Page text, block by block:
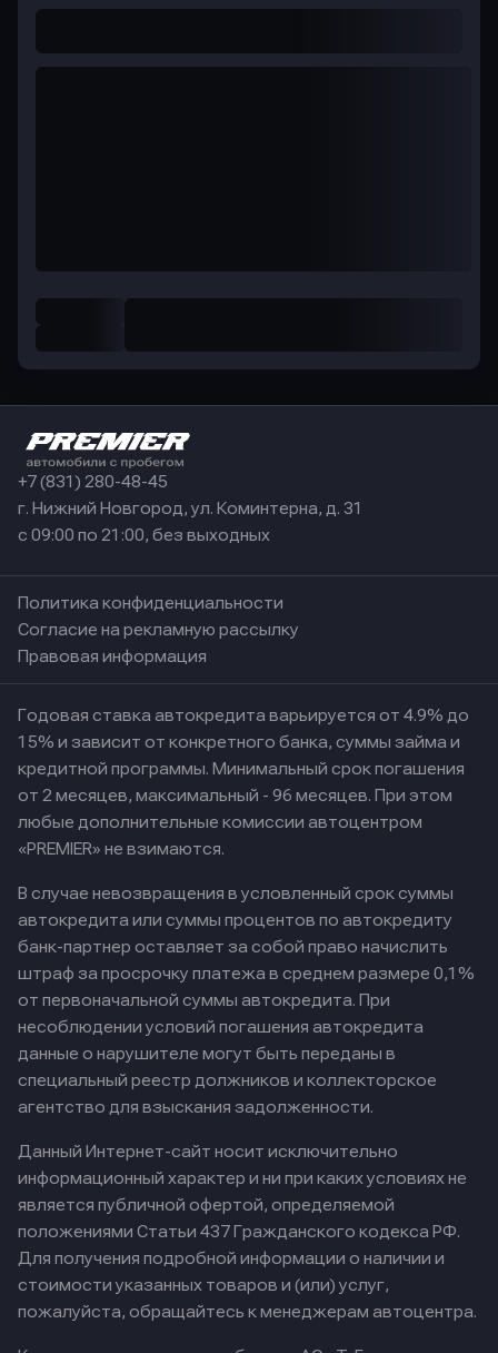
+7 (831) 280-48-45
г. Нижний Новгород, ул. Коминтерна, д. 31
с 09:00 по 21:00, без выходных
Политика конфиденциальности
Согласие на рекламную рассылку
Правовая информация
Годовая ставка автокредита варьируется от 4.9% до
15% и зависит от конкретного банка, суммы займа и
кредитной программы. Минимальный срок погашения
от 2 месяцев, максимальный - 96 месяцев. При этом
любые дополнительные комиссии автоцентром
«PREMIER» не взимаются.
В случае невозвращения в условленный срок суммы
автокредита или суммы процентов по автокредиту
банк-партнер оставляет за собой право начислить
штраф за просрочку платежа в среднем размере 0,1%
от первоначальной суммы автокредита. При
несоблюдении условий погашения автокредита
данные о нарушителе могут быть переданы в
специальный реестр должников и коллекторское
агентство для взыскания задолженности.
Данный Интернет-сайт носит исключительно
информационный характер и ни при каких условиях не
является публичной офертой, определяемой
положениями Статьи 437 Гражданского кодекса РФ.
Для получения подробной информации о наличии и
стоимости указанных товаров и (или) услуг,
пожалуйста, обращайтесь к менеджерам автоцентра.